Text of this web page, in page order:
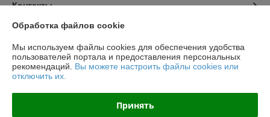
Контакты
График работы
Обработка файлов cookie
Мы используем файлы cookies для обеспечения удобства
пользователей портала и предоставления персональных
рекомендаций. Вы можете настроить файлы cookies или
отключить их.
Принять